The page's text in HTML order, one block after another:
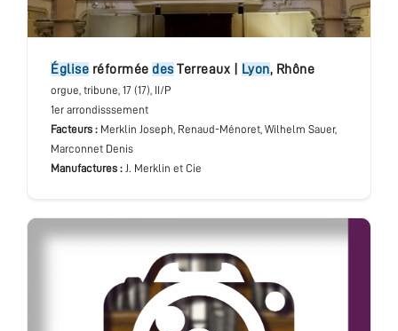
église réformée desTerreaux Lyon, Rhône
orgue, tribune, 17 (17), II/P
1er arrondisssement
Facteurs : Merklin Joseph, Renaud-Ménoret, Wilhelm Sauer,
Marconnet Denis
Manufactures : J. Merklin et Cie